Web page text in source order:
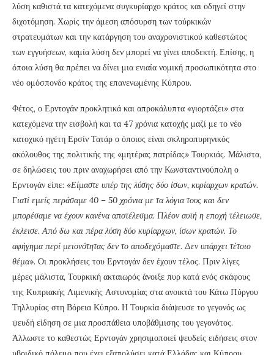
λύση καθιστά τα κατεχόμενα συγκυρίαρχο κράτος και οδηγεί στην
διχοτόμηση. Χωρίς την άμεση απόσυρση των τούρκικών
στρατευμάτων και την κατάργηση του αναχρονιστικού καθεστώτος
των εγγυήσεων, καμία λύση δεν μπορεί να γίνει αποδεκτή. Επίσης, η
όποια λύση θα πρέπει να δίνει μια ενιαία νομική προσωπικότητα στο
νέο ομόσπονδο κράτος της επανενωμένης Κύπρου.
Φέτος, ο Ερντογάν προκλητικά και απροκάλυπτα «γιορτάζει» στα
κατεχόμενα την εισβολή και τα 47 χρόνια κατοχής μαζί με το νέο
κατοχικό ηγέτη Ερσίν Τατάρ ο όποιος είναι σκληροπυρηνικός
ακόλουθος της πολιτικής της «μητέρας πατρίδας» Τουρκιάς. Μάλιστα,
σε δηλώσεις του πριν αναχωρήσει από την Κωνσταντινούπολη ο
Ερντογάν είπε: «Είμαστε υπέρ της λύσης δύο ίσων, κυρίαρχων κρατών.
Γιατί εμείς περάσαμε 40 – 50 χρόνια με τα λόγια τους και δεν
μπορέσαμε να έχουν κανένα αποτέλεσμα. Πλέον αυτή η εποχή τέλειωσε,
έκλεισε. Από δω και πέρα λύση δύο κυρίαρχων, ίσων κρατών. Το
αφήγημα περί μειονότητας δεν το αποδεχόμαστε. Δεν υπάρχει τέτοιο
θέμα». Οι προκλήσεις του Ερντογάν δεν έχουν τέλος. Πριν λίγες
μέρες μάλιστα, Τουρκική ακταιωρός άνοιξε πυρ κατά ενός σκάφους
της Κυπριακής Λιμενικής Αστυνομίας στα ανοικτά του Κάτω Πύργου
Τηλλυρίας στη Βόρεια Κύπρο. Η Τουρκία διάψευσε το γεγονός ως
ψευδή είδηση σε μια προσπάθεια υποβάθμισης του γεγονότος.
Άλλωστε το καθεστώς Ερντογάν χρησιμοποιεί ψευδείς ειδήσεις στον